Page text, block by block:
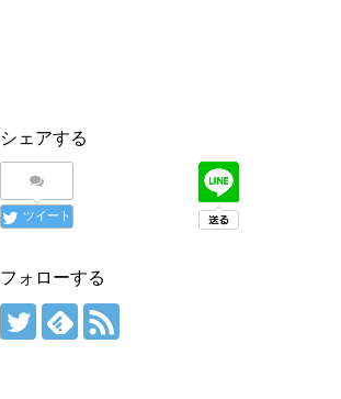
シェアする
ツイート
フォローする